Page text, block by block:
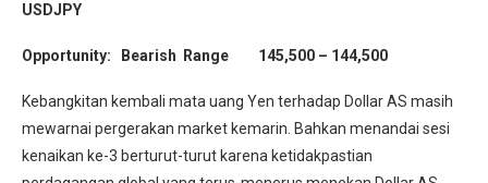
USDJPY
Opportunity: Bearish Range 145,500 – 144,500
Kebangkitan kembali mata uang Yen terhadap Dollar AS masih
mewarnai pergerakan market kemarin. Bahkan menandai sesi
kenaikan ke-3 berturut-turut karena ketidakpastian